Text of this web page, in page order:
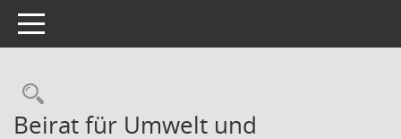
Toggle navigation
Rechercheauswahl
Beirat für Umwelt und